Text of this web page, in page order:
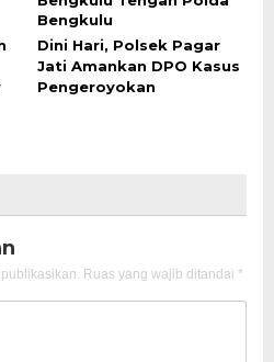
Dini Hari, Polsek Pagar
Jati Amankan DPO Kasus
Pengeroyokan
Ruas yang wajib ditandai *